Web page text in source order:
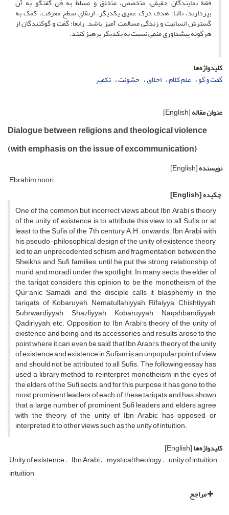
فقط نمایندگان حقیقی، متخصص، متخلّق و مسلط به فن گفتگو به آن
بپردازند، ثالثا؛ هدف درک عمیق یکدیگر، ارتقای سطح معرفت، کمک به
گسترش انسانیت و زندگی مسالمت آمیز باشد. رابعا؛ گفت و گوکنندگان از
هرگونه پیشداوری منفی نسبت به یکدیگر برهیز کنند.
کلیدواژه‌ها
گفت و گو علم کلام اخلاق خشونت تکفیر
عنوان مقاله[English]
Dialogue between religions and theological violence
(with emphasis on the issue of excommunication)
نویسنده[English]
Ebrahim noori
چکیده[English]
One of the common but incorrect views about Ibn Arabi's theory
of the unity of existence is to attribute this view to all Sufis, or at
least to the Sufis of the 7th century A.H. onwards. Ibn Arabi, with
his pseudo-philosophical design of the unity of existence theory,
led to an unprecedented schism and fragmentation between the
Sheikhs and Sufi families, until he put the strong relationship of
murid and moradi under the spotlight. In many sects, the elder of
the tariqat considers this opinion to be the monotheism of the
Qur'anic Samadi, and the disciple calls it blasphemy in the
tariqats of Kobaruyeh, Nematullahiyyah, Rifaiyya, Chishtiyyah,
Suhrwardiyyah, Shazliyyah, Kobaruyyah, Naqshbandiyyah,
Qadiriyyah, etc. Opposition to Ibn Arabi's theory of the unity of
existence and being and its accessories and results arose to the
point where it can even be said that Ibn Arabi's theory of the unity
of existence and existence in Sufism is an unpopular point of view
and should not be attributed to all Sufis. The following essay has
used a library method to reinterpret monotheism in the eyes of
the elders of the Sufi sects, and for this purpose, it has gone to the
most prominent leaders of each of these tariqats and has shown
that a large number of prominent Sufi leaders and elders agree
with the theory of the unity of Ibn Arabic has opposed or
interpreted it to other views such as the unity of intuition.
کلیدواژه‌ها[English]
Unity of existence Ibn Arabi mystical theology unity of intuition
intuition
مراجع